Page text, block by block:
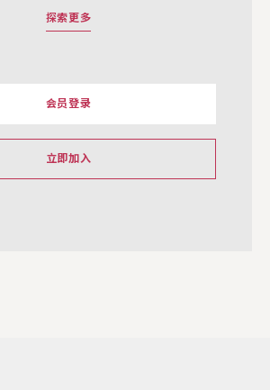
探索更多
会员登录
立即加入